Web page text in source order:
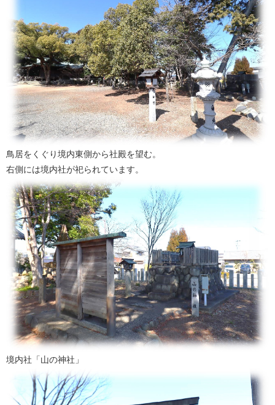
鳥居をくぐり境内東側から社殿を望む。
右側には境内社が祀られています。
境内社「山の神社」